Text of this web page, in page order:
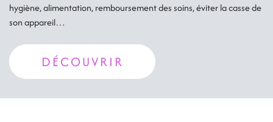
hygiène, alimentation, remboursement des soins, éviter la casse de
son appareil…
DÉCOUVRIR